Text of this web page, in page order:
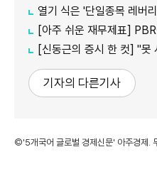
열기 식은 '단일종목 레버
[아주 쉬운 재무제표] PBR이 뭐길
[신동근의 증시 한 컷] "못 사서 불안"
기자의 다른기사
©'5개국어 글로벌 경제신문' 아주경제.